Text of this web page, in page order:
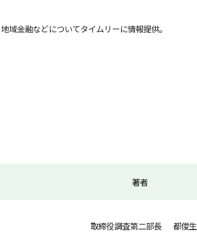
域金融などについてタイムリーに情報提供。
著者
取締役調査第二部長 都俊生